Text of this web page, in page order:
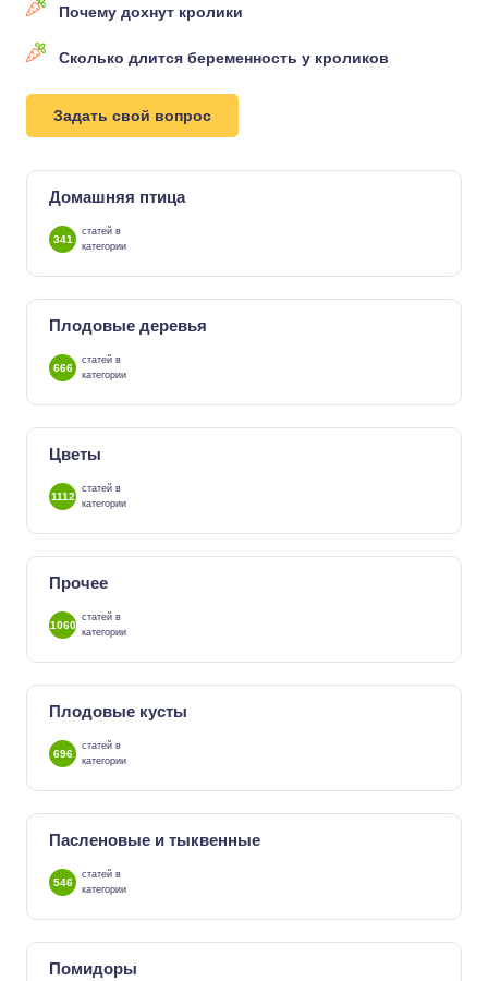
Почему дохнут кролики
Сколько длится беременность у кроликов
Задать свой вопрос
Домашняя птица
341
статей в
категории
Плодовые деревья
666
статей в
категории
Цветы
1112
статей в
категории
Прочее
1060
статей в
категории
Плодовые кусты
696
статей в
категории
Пасленовые и тыквенные
546
статей в
категории
Помидоры